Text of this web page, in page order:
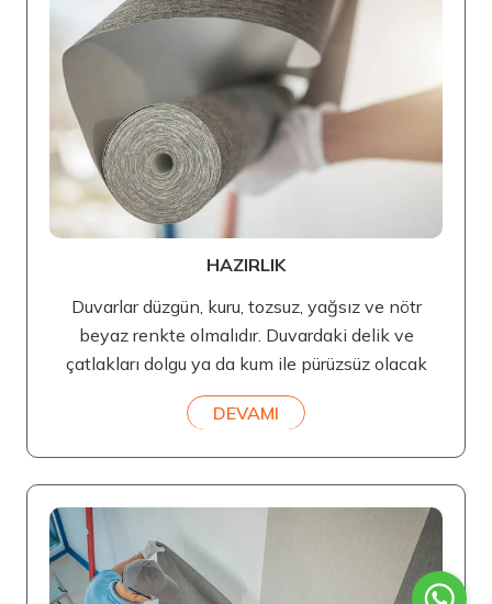
HAZIRLIK
Duvarlar düzgün, kuru, tozsuz, yağsız ve nötr
beyaz renkte olmalıdır. Duvardaki delik ve
çatlakları dolgu ya da kum ile pürüzsüz olacak
DEVAMI